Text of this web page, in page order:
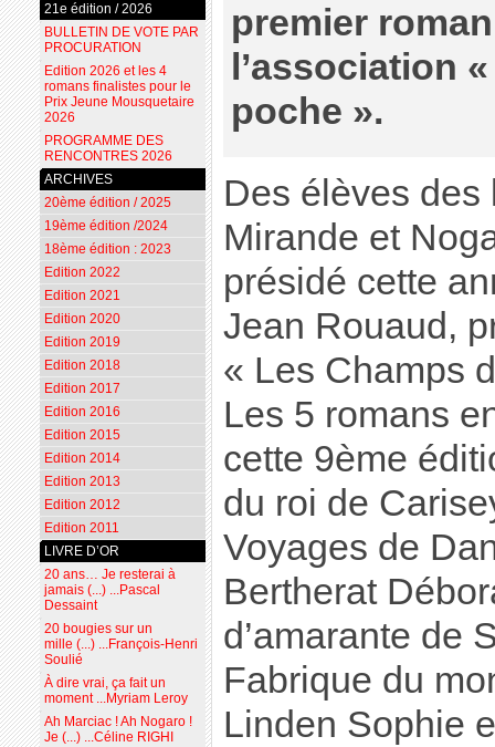
premier
l’association
poche ».
Des élèves des
Mirande et
présidé cette
Jean Rouaud,
« Les Champs
Les 5 romans
cette 9ème
du roi de
Voyages de
Bertherat
d’amarante de
Fabrique du
Linden Sophie
21e édition / 2026
BULLETIN DE VOTE PAR
PROCURATION
Edition 2026 et les 4
romans finalistes pour le
Prix Jeune Mousquetaire
2026
PROGRAMME DES
RENCONTRES 2026
ARCHIVES
20ème édition / 2025
19ème édition /2024
18ème édition : 2023
Edition 2022
Edition 2021
Edition 2020
Edition 2019
Edition 2018
Edition 2017
Edition 2016
Edition 2015
Edition 2014
Edition 2013
Edition 2012
Edition 2011
LIVRE D’OR
20 ans… Je resterai à
jamais (...) ...Pascal
Dessaint
20 bougies sur un
mille (...) ...François-Henri
Soulié
À dire vrai, ça fait un
moment ...Myriam Leroy
Ah Marciac ! Ah Nogaro !
Je (...) ...Céline RIGHI